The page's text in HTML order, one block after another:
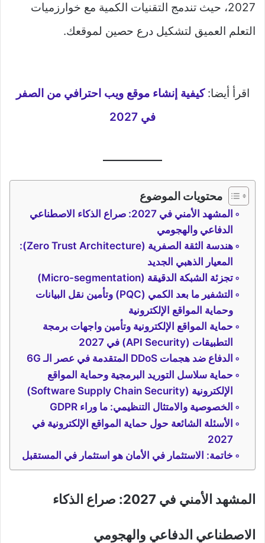
2027، حيث تندمج التقنيات الكمية مع خوارزميات
التعلم العميق لتشكيل درع حصين لموقعك.
اقرأ أيضا:كيفية إنشاء موقع ويب احترافي من الصفر
في 2027
محتويات الموضوع
المشهد الأمني في 2027: صراع الذكاء الاصطناعي
الدفاعي والهجومي
هندسة الثقة الصفرية (Zero Trust Architecture):
المعيار الذهبي الجديد
تجزئة الشبكة الدقيقة (Micro-segmentation)
التشفير ما بعد الكمي (PQC) وتأمين نقل البيانات
وحماية المواقع الإلكترونية
حماية المواقع الإلكترونية وتأمين واجهات برمجة
التطبيقات (API Security) في 2027
الدفاع ضد هجمات DDoS المتقدمة في عصر الـ 6G
حماية سلاسل التوريد البرمجية وحماية المواقع
الإلكترونية (Software Supply Chain Security)
الخصوصية والامتثال التنظيمي: ما وراء GDPR
الأسئلة الشائعة حول حماية المواقع الإلكترونية في
2027
خاتمة: الاستثمار في الأمان هو استثمار في المستقبل
المشهد الأمني في 2027: صراع الذكاء
الاصطناعي الدفاعي والهجومي